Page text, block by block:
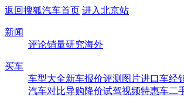
返回搜狐汽车首页 进入北京站
新闻
评论销量研究海外
买车
车型大全新车报价评测 图片进口车经
汽车对比导购降价试驾视频特惠车二